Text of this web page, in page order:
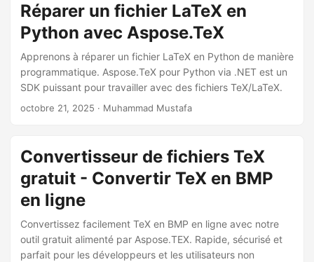
Réparer un fichier LaTeX en
Python avec Aspose.TeX
Apprenons à réparer un fichier LaTeX en Python de manière
programmatique. Aspose.TeX pour Python via .NET est un
SDK puissant pour travailler avec des fichiers TeX/LaTeX.
octobre 21, 2025 · Muhammad Mustafa
Convertisseur de fichiers TeX
gratuit - Convertir TeX en BMP
en ligne
Convertissez facilement TeX en BMP en ligne avec notre
outil gratuit alimenté par Aspose.TEX. Rapide, sécurisé et
parfait pour les développeurs et les utilisateurs non